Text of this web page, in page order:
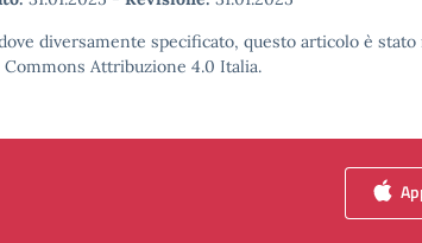
diversamente specificato, questo articolo è
Commons Attribuzione 4.0 Italia.